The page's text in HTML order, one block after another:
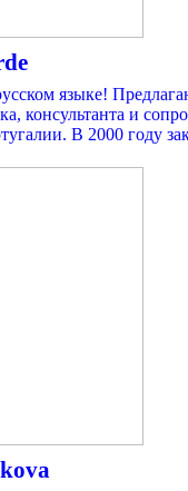
языке!
консультанта и
В 2000 году